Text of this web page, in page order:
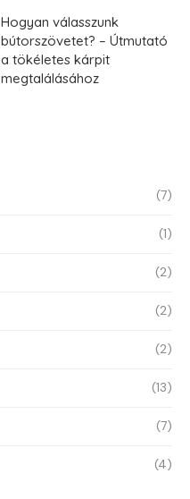
Hogyan válasszunk
bútorszövetet? – Útmutató
a tökéletes kárpit
megtalálásához
(7)
(1)
(2)
(2)
(2)
(13)
(7)
(4)